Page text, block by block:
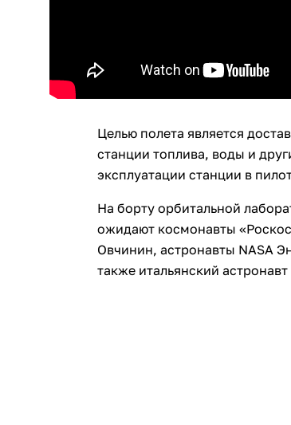
Целью полета является
станции топлива, воды и
эксплуатации станции в
На борту орбитальной
ожидают космонавты
Овчинин, астронавты NASA
также итальянский